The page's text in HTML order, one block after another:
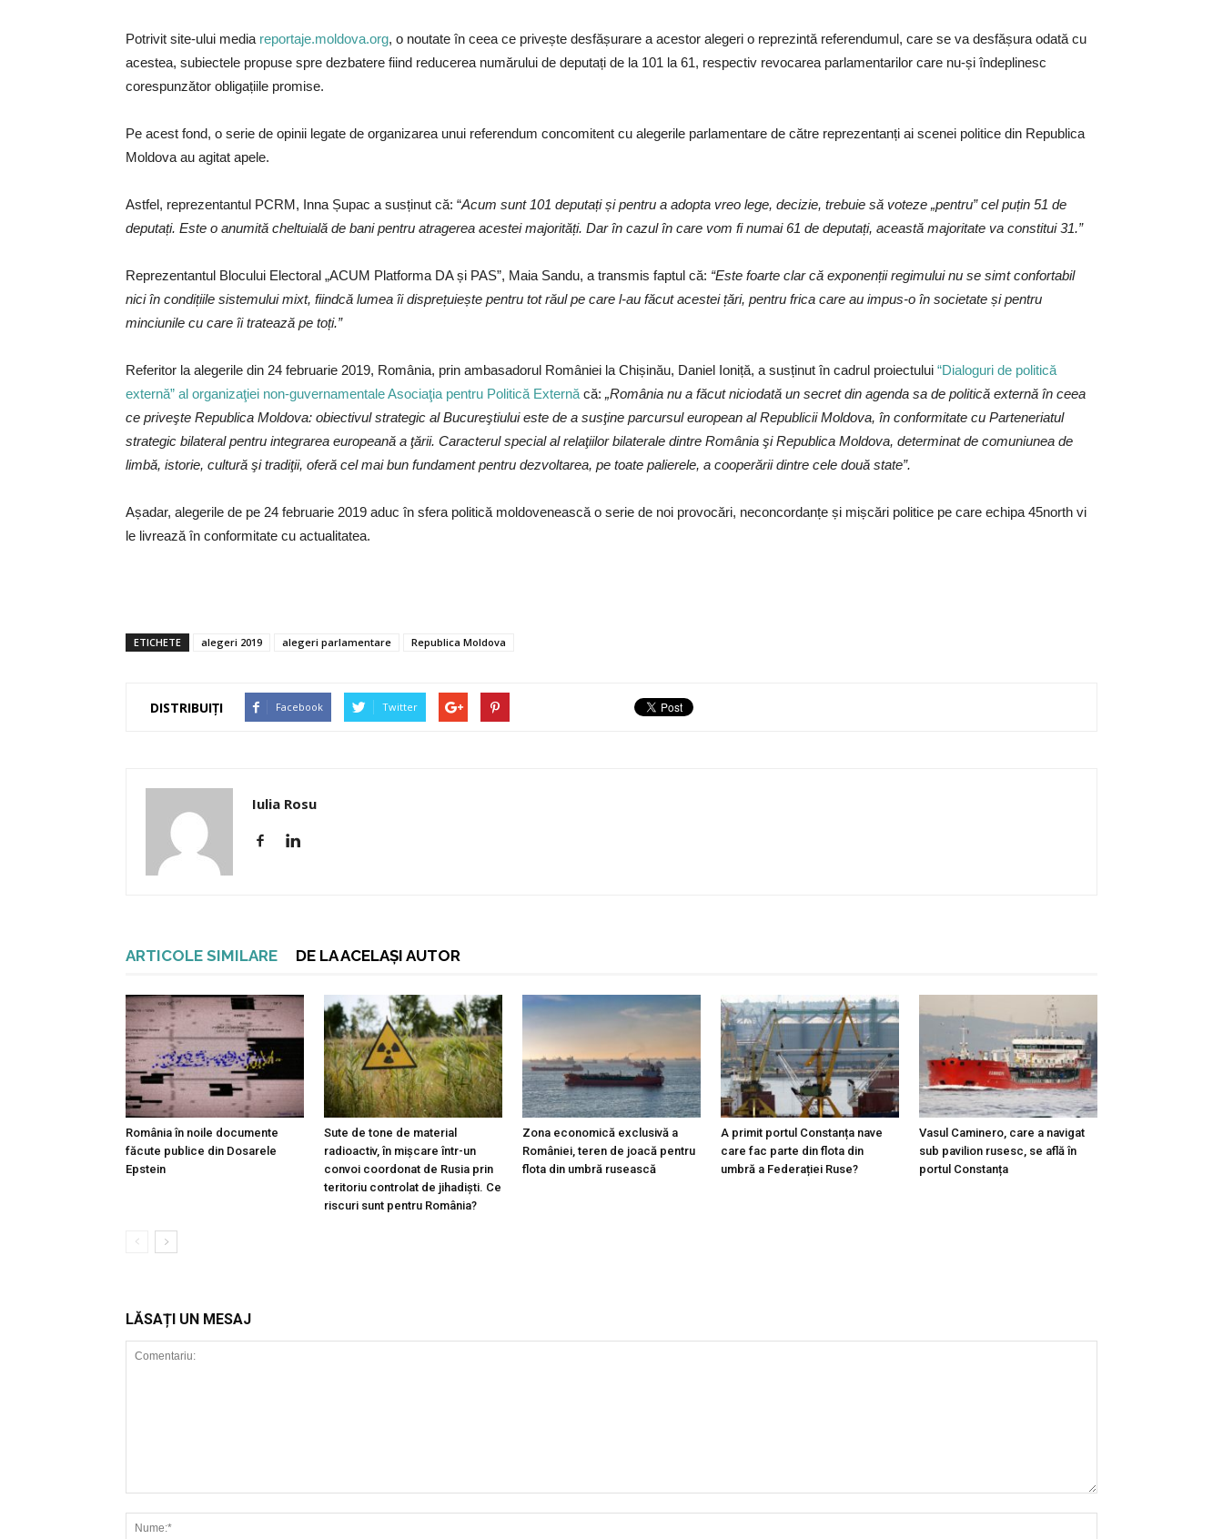
Potrivit site-ului media reportaje.moldova.org, o noutate în ceea ce privește desfășurare a acestor alegeri o reprezintă referendumul, care se va desfășura odată cu
acestea, subiectele propuse spre dezbatere fiind reducerea numărului de deputați de la 101 la 61, respectiv revocarea parlamentarilor care nu-și îndeplinesc
corespunzător obligațiile promise.
Pe acest fond, o serie de opinii legate de organizarea unui referendum concomitent cu alegerile parlamentare de către reprezentanți ai scenei politice din Republica
Moldova au agitat apele.
Astfel, reprezentantul PCRM, Inna Șupac a susținut că: “Acum sunt 101 deputați și pentru a adopta vreo lege, decizie, trebuie să voteze „pentru” cel puțin 51 de
deputați. Este o anumită cheltuială de bani pentru atragerea acestei majorități. Dar în cazul în care vom fi numai 61 de deputați, această majoritate va constitui 31.”
Reprezentantul Blocului Electoral „ACUM Platforma DA și PAS”, Maia Sandu, a transmis faptul că: “Este foarte clar că exponenții regimului nu se simt confortabil
nici în condițiile sistemului mixt, fiindcă lumea îi disprețuiește pentru tot răul pe care l-au făcut acestei țări, pentru frica care au impus-o în societate și pentru
minciunile cu care îi tratează pe toți.”
Referitor la alegerile din 24 februarie 2019, România, prin ambasadorul României la Chișinău, Daniel Ioniță, a susținut în cadrul proiectului “Dialoguri de politică
externă” al organizaţiei non-guvernamentale Asociaţia pentru Politică Externă că: „România nu a făcut niciodată un secret din agenda sa de politică externă în ceea
ce priveşte Republica Moldova: obiectivul strategic al Bucureştiului este de a susţine parcursul european al Republicii Moldova, în conformitate cu Parteneriatul
strategic bilateral pentru integrarea europeană a ţării. Caracterul special al relaţiilor bilaterale dintre România şi Republica Moldova, determinat de comuniunea de
limbă, istorie, cultură şi tradiţii, oferă cel mai bun fundament pentru dezvoltarea, pe toate palierele, a cooperării dintre cele două state”.
Așadar, alegerile de pe 24 februarie 2019 aduc în sfera politică moldovenească o serie de noi provocări, neconcordanțe și mișcări politice pe care echipa 45north vi
le livrează în conformitate cu actualitatea.
ETICHETE alegeri 2019 alegeri parlamentare Republica Moldova
DISTRIBUIȚI Facebook Twitter
Iulia Rosu
ARTICOLE SIMILARE DE LA ACELAȘI AUTOR
România în noile documente
făcute publice din Dosarele
Epstein
Sute de tone de material
radioactiv, în mișcare într-un
convoi coordonat de Rusia prin
teritoriu controlat de jihadiști. Ce
riscuri sunt pentru România?
Zona economică exclusivă a
României, teren de joacă pentru
flota din umbră rusească
A primit portul Constanța nave
care fac parte din flota din
umbră a Federației Ruse?
Vasul Caminero, care a navigat
sub pavilion rusesc, se află în
portul Constanța
LĂSAȚI UN MESAJ